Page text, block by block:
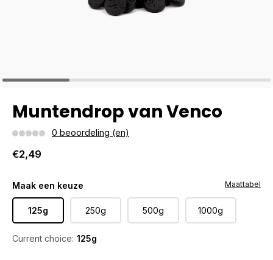
Muntendrop van Venco
0 beoordeling (en)
€2,49
Maak een keuze
125g 250g 500g 1000g
Current choice: 125g
Maattabel